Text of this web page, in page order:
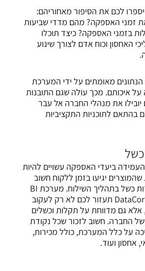
לכם את הסיפור מאחוריהם:
זמני האספקה? מהם מדדי שביעות
בזמני האספקה? כיצד תוכלו
האחסון וכוח אדם לצורך שינוע
הנתונים מאומתים על ידי המערכת
איכותם. מכך עולה שגם התובנות
יובילו את מנהלי החברה אל עבר
בהתאם לתוכניות התקציביות
כשל
ביעדי האספקה עשויים להיות
יגיעו בזמן ללקוח חשוב
מאוד לזהות נקודות כשל בתהליך השילוח. מערכת BI
שפותחה על ידי DataCore תעזור לכם לא רק לעקוב
אלא גם מדווחת על תקלות וכשלים
החברה. חשוב לזכור שכל נקודת
על כלל המערכת, כולל מכירות,
אחסון ועוד.